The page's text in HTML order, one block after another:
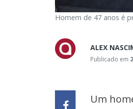
Homem de 47 anos é
ALEX
Publicado em
Um